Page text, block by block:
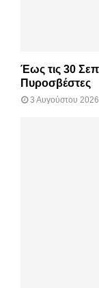
Έως τις 30
Πυροσβέστες
3 Αυγούστου 2026